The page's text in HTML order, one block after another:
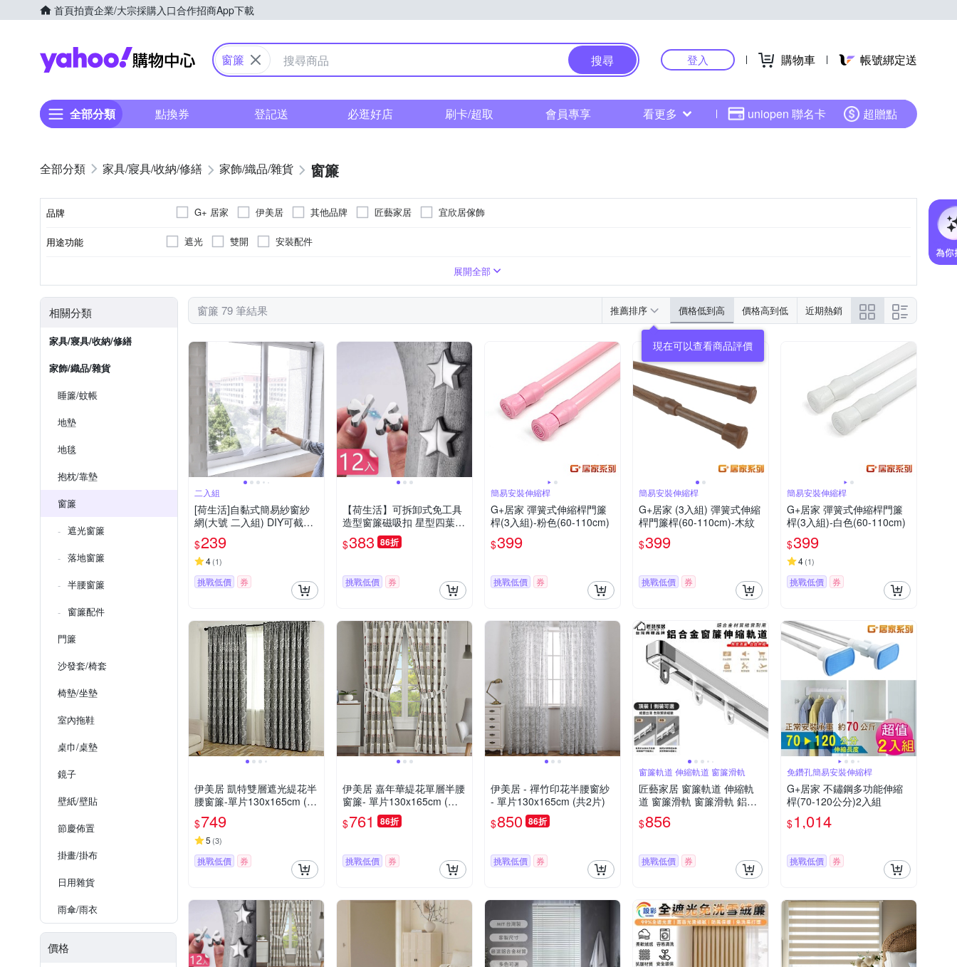
首頁拍賣企業/大宗採購入口合作招商App下載
Yahoo購物中心
窗簾 搜尋 登入 購物車 帳號綁定送
全部分類 點換券 登記送 必逛好店 刷卡/超取 會員專享 看更多 uniopen 聯名卡 超贈點
家具/寢具/收納/修繕 家飾/織品/雜貨 窗簾
品牌 G+ 居家 伊美居 其他品牌 匠藝家居 宜欣居傢飾
用途功能 遮光 雙開 安裝配件
居家掛飾
展開全部
相關分類
家具/寢具/收納/修繕
家飾/織品/雜貨
睡簾/蚊帳
地墊
地毯
抱枕/靠墊
窗簾
遮光窗簾
落地窗簾
半腰窗簾
窗簾配件
門簾
沙發套/椅套
椅墊/坐墊
室內拖鞋
桌巾/桌墊
鏡子
壁紙/壁貼
節慶佈置
掛畫/掛布
日用雜貨
雨傘/雨衣
價格
窗簾 79 筆結果 推薦排序 價格低到高 價格高到低 近期熱銷
二入組
[荷生活]自黏式簡易紗窗紗
網(大號 二入組) DIY可截剪
隱形紗窗 附魔術貼
$239
4(1)
挑戰低價 券
【荷生活】可拆卸式免工具
造型窗簾磁吸扣 星型四葉草
防漏光磁吸式固定器-12入
組
$383 86折
挑戰低價 券
簡易安裝伸縮桿
G+居家 彈簧式伸縮桿門簾
桿(3入組)-粉色(60-110cm)
$399
挑戰低價 券
簡易安裝伸縮桿
G+居家 (3入組) 彈簧式伸縮
桿門簾桿(60-110cm)-木紋
$399
挑戰低價 券
簡易安裝伸縮桿
G+居家 彈簧式伸縮桿門簾
桿(3入組)-白色(60-110cm)
$399
4(1)
挑戰低價 券
伊美居 凱特雙層遮光緹花半
腰窗簾-單片130x165cm (共
2片)
$749
5 (3)
挑戰低價 券
伊美居 嘉年華緹花單層半腰
窗簾- 單片130x165cm (共2
片)
$761 86折
挑戰低價 券
伊美居 - 禪竹印花半腰窗紗
- 單片130x165cm (共2片)
$850 86折
挑戰低價 券
窗簾軌道 伸縮軌道 窗簾滑軌
匠藝家居 窗簾軌道 伸縮軌
道 窗簾滑軌 窗簾滑軌 鋁合
金 無需測量-單軌頂裝【1.0
~1.8米寬度適用】
$856
挑戰低價 券
免鑽孔簡易安裝伸縮桿
G+居家 不鏽鋼多功能伸縮
桿(70-120公分)2入組
$1,014
挑戰低價 券